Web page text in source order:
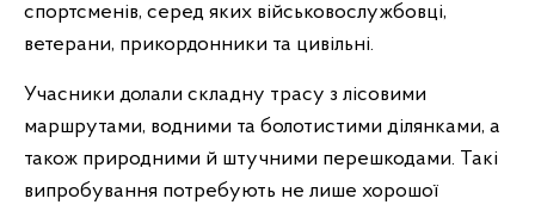
спортсменів, серед яких військовослужбовці,
ветерани, прикордонники та цивільні.
Учасники долали складну трасу з лісовими
маршрутами, водними та болотистими ділянками, а
також природними й штучними перешкодами. Такі
випробування потребують не лише хорошої